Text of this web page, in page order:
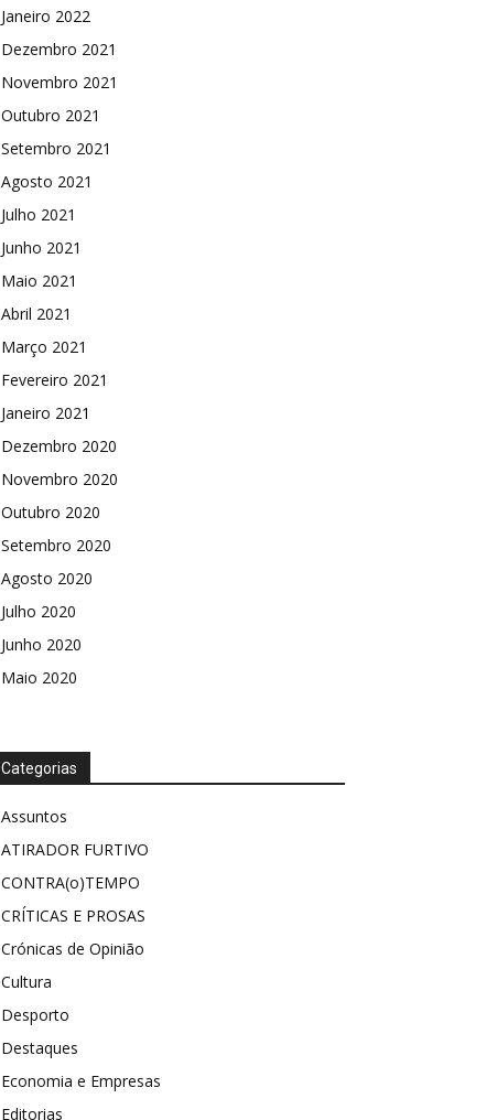
Janeiro 2022
Dezembro 2021
Novembro 2021
Outubro 2021
Setembro 2021
Agosto 2021
Julho 2021
Junho 2021
Maio 2021
Abril 2021
Março 2021
Fevereiro 2021
Janeiro 2021
Dezembro 2020
Novembro 2020
Outubro 2020
Setembro 2020
Agosto 2020
Julho 2020
Junho 2020
Maio 2020
Categorias
Assuntos
ATIRADOR FURTIVO
CONTRA(o)TEMPO
CRÍTICAS E PROSAS
Crónicas de Opinião
Cultura
Desporto
Destaques
Economia e Empresas
Editorias